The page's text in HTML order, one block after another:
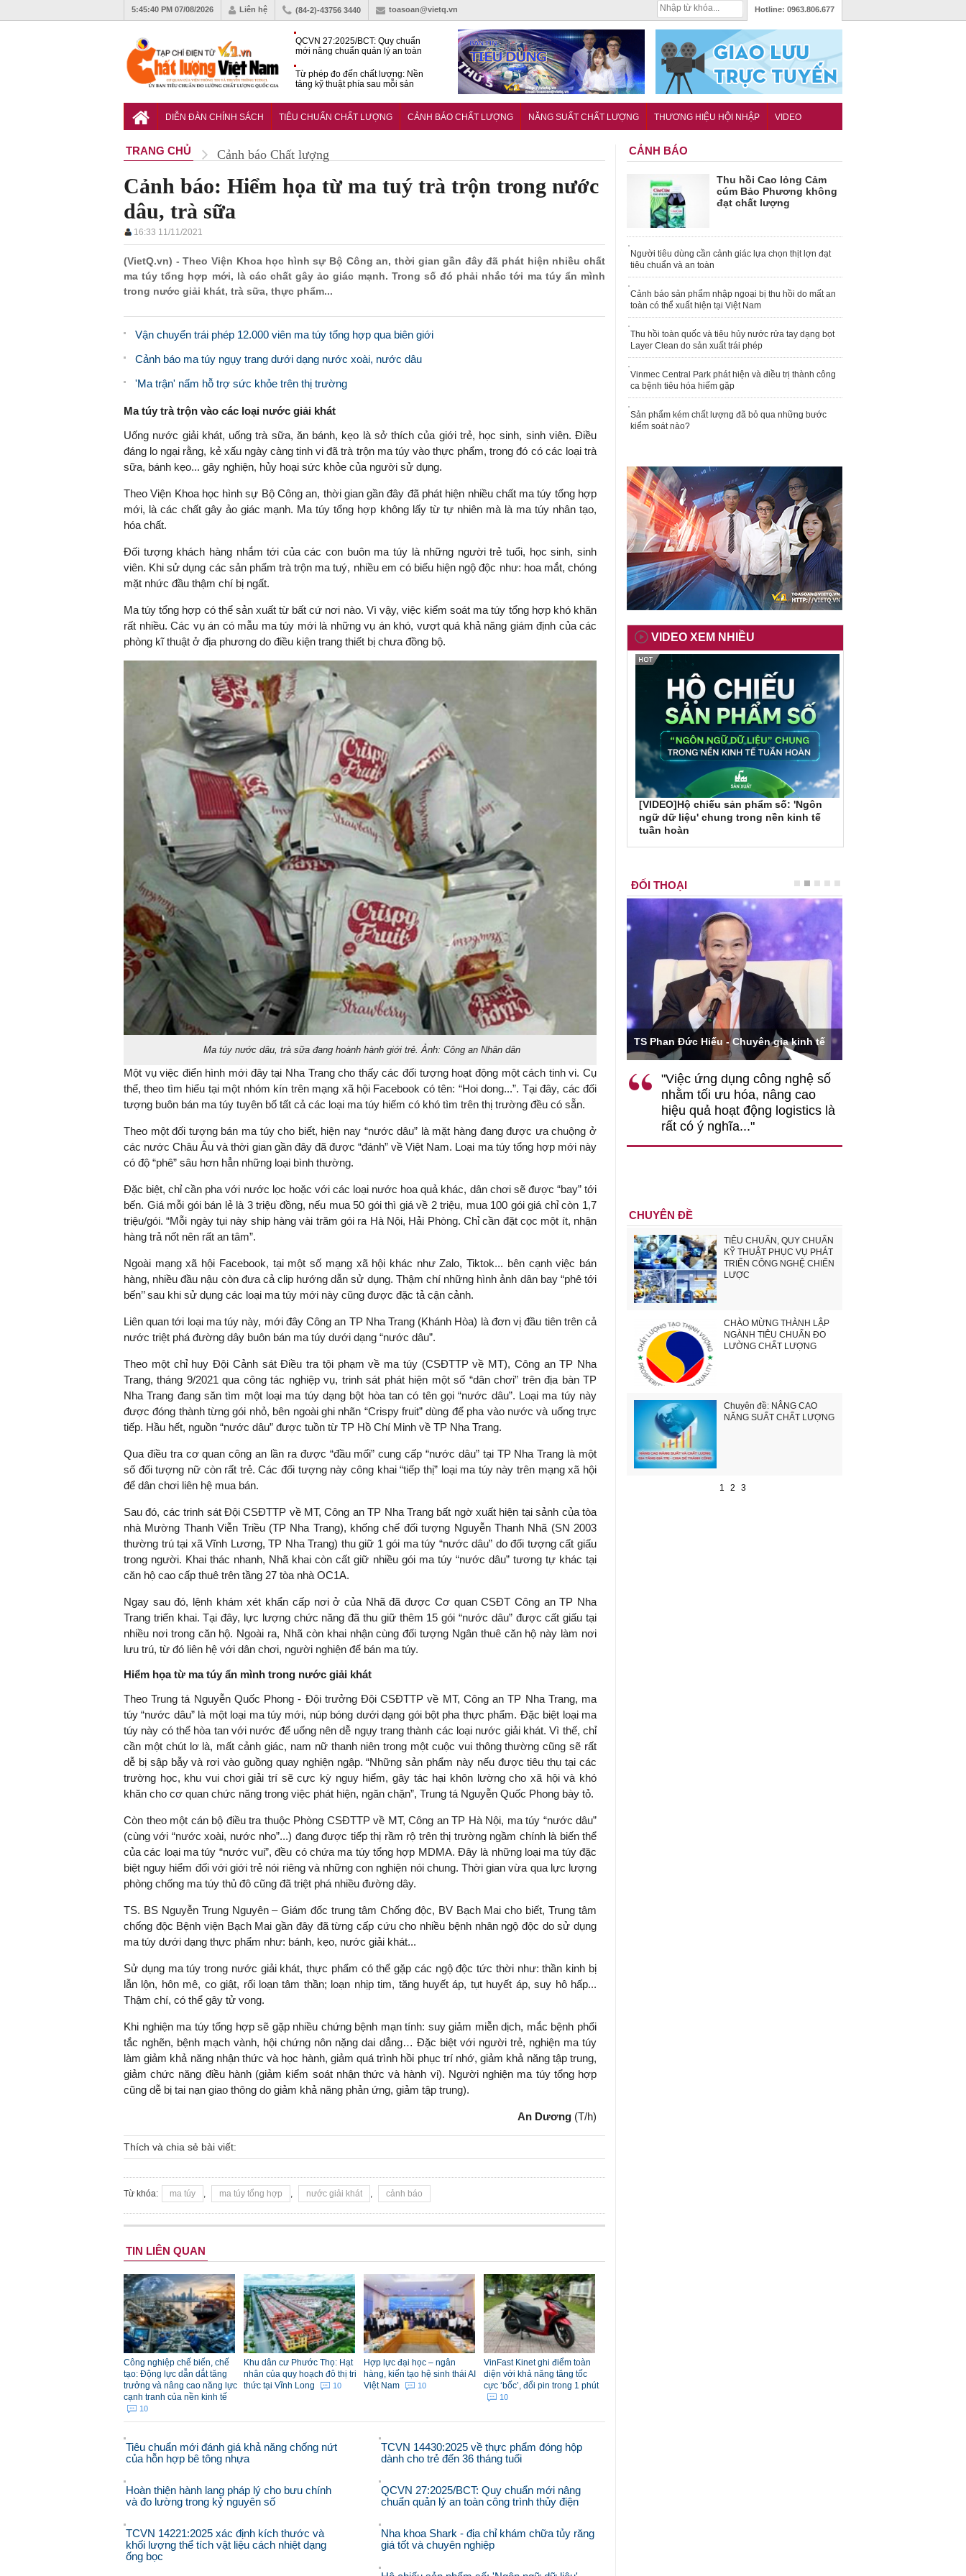
5:45:41 PM 07/08/2026 Liên hệ (84-2)-43756 3440 toasoan@vietq.vn Hotline: 0963.806.677
QCVN 27:2025/BCT: Quy chuẩn
mới nâng chuẩn quản lý an toàn
Từ phép đo đến chất lượng: Nền
tảng kỹ thuật phía sau mỗi sản
của quy hoạch đô thị tri thức tại
DIỄN ĐÀN CHÍNH SÁCH TIÊU CHUẨN CHẤT LƯỢNG CẢNH BÁO CHẤT LƯỢNG NĂNG SUẤT CHẤT LƯỢNG THƯƠNG HIỆU HỘI NHẬP VIDEO
TRANG CHỦ Cảnh báo Chất lượng
Cảnh báo: Hiểm họa từ ma tuý trà trộn trong nước
dâu, trà sữa
16:33 11/11/2021
(VietQ.vn) - Theo Viện Khoa học hình sự Bộ Công an, thời gian gần đây đã phát hiện nhiều chất
ma túy tổng hợp mới, là các chất gây ảo giác mạnh. Trong số đó phải nhắc tới ma túy ẩn mình
trong nước giải khát, trà sữa, thực phẩm...
Vận chuyển trái phép 12.000 viên ma túy tổng hợp qua biên giới
Cảnh báo ma túy ngụy trang dưới dạng nước xoài, nước dâu
'Ma trận' nấm hỗ trợ sức khỏe trên thị trường
Ma túy trà trộn vào các loại nước giải khát
Uống nước giải khát, uống trà sữa, ăn bánh, kẹo là sở thích của giới trẻ, học sinh, sinh viên. Điều
đáng lo ngại rằng, kẻ xấu ngày càng tinh vi đã trà trộn ma túy vào thực phẩm, trong đó có các loại trà
sữa, bánh kẹo... gây nghiện, hủy hoại sức khỏe của người sử dụng.
Theo Viện Khoa học hình sự Bộ Công an, thời gian gần đây đã phát hiện nhiều chất ma túy tổng hợp
mới, là các chất gây ảo giác mạnh. Ma túy tổng hợp không lấy từ tự nhiên mà là ma túy nhân tạo,
hóa chất.
Đối tượng khách hàng nhắm tới của các con buôn ma túy là những người trẻ tuổi, học sinh, sinh
viên. Khi sử dụng các sản phẩm trà trộn ma tuý, nhiều em có biểu hiện ngộ độc như: hoa mắt, chóng
mặt nhức đầu thậm chí bị ngất.
Ma túy tổng hợp có thể sản xuất từ bất cứ nơi nào. Vì vậy, việc kiểm soát ma túy tổng hợp khó khăn
rất nhiều. Các vụ án có mẫu ma túy mới là những vụ án khó, vượt quá khả năng giám định của các
phòng kĩ thuật ở địa phương do điều kiện trang thiết bị chưa đồng bộ.
Ma túy nước dâu, trà sữa đang hoành hành giới trẻ. Ảnh: Công an Nhân dân
Một vụ việc điển hình mới đây tại Nha Trang cho thấy các đối tượng hoạt động một cách tinh vi. Cụ
thể, theo tìm hiểu tại một nhóm kín trên mạng xã hội Facebook có tên: “Hoi dong...”. Tại đây, các đối
tượng buôn bán ma túy tuyên bố tất cả các loại ma túy hiếm có khó tìm trên thị trường đều có sẵn.
Theo một đối tượng bán ma túy cho biết, hiện nay “nước dâu” là mặt hàng đang được ưa chuộng ở
các nước Châu Âu và thời gian gần đây đã được “đánh” về Việt Nam. Loại ma túy tổng hợp mới này
có độ “phê” sâu hơn hẳn những loại bình thường.
Đặc biệt, chỉ cần pha với nước lọc hoặc với các loại nước hoa quả khác, dân chơi sẽ được “bay” tới
bến. Giá mỗi gói bán lẻ là 3 triệu đồng, nếu mua 50 gói thì giá về 2 triệu, mua 100 gói giá chỉ còn 1,7
triệu/gói. “Mỗi ngày tụi này ship hàng vài trăm gói ra Hà Nội, Hải Phòng. Chỉ cần đặt cọc một ít, nhận
hàng trả nốt nên rất an tâm”.
Ngoài mạng xã hội Facebook, tại một số mạng xã hội khác như Zalo, Tiktok... bên cạnh việc bán
hàng, nhiều đầu nậu còn đưa cả clip hướng dẫn sử dụng. Thậm chí những hình ảnh dân bay “phê tới
bến’’ sau khi sử dụng các loại ma túy mới này cũng được đặc tả cận cảnh.
Liên quan tới loại ma túy này, mới đây Công an TP Nha Trang (Khánh Hòa) là đơn vị đầu tiên trên cả
nước triệt phá đường dây buôn bán ma túy dưới dạng “nước dâu”.
Theo một chỉ huy Đội Cảnh sát Điều tra tội phạm về ma túy (CSĐTTP về MT), Công an TP Nha
Trang, tháng 9/2021 qua công tác nghiệp vụ, trinh sát phát hiện một số “dân chơi” trên địa bàn TP
Nha Trang đang săn tìm một loại ma túy dạng bột hòa tan có tên gọi “nước dâu”. Loại ma túy này
được đóng thành từng gói nhỏ, bên ngoài ghi nhãn “Crispy fruit” dùng để pha vào nước và uống trực
tiếp. Hầu hết, nguồn “nước dâu” được tuồn từ TP Hồ Chí Minh về TP Nha Trang.
Qua điều tra cơ quan công an lần ra được “đầu mối” cung cấp “nước dâu” tại TP Nha Trang là một
số đối tượng nữ còn rất trẻ. Các đối tượng này công khai “tiếp thị” loại ma túy này trên mạng xã hội
để dân chơi liên hệ mua bán.
Sau đó, các trinh sát Đội CSĐTTP về MT, Công an TP Nha Trang bất ngờ xuất hiện tại sảnh của tòa
nhà Mường Thanh Viễn Triều (TP Nha Trang), khống chế đối tượng Nguyễn Thanh Nhã (SN 2003
thường trú tại xã Vĩnh Lương, TP Nha Trang) thu giữ 1 gói ma túy “nước dâu” do đối tượng cất giấu
trong người. Khai thác nhanh, Nhã khai còn cất giữ nhiều gói ma túy “nước dâu” tương tự khác tại
căn hộ cao cấp thuê trên tầng 27 tòa nhà OC1A.
Ngay sau đó, lệnh khám xét khẩn cấp nơi ở của Nhã đã được Cơ quan CSĐT Công an TP Nha
Trang triển khai. Tại đây, lực lượng chức năng đã thu giữ thêm 15 gói “nước dâu” được cất giấu tại
nhiều nơi trong căn hộ. Ngoài ra, Nhã còn khai nhận cùng đối tượng Ngân thuê căn hộ này làm nơi
lưu trú, từ đó liên hệ với dân chơi, người nghiện để bán ma túy.
Hiểm họa từ ma túy ẩn mình trong nước giải khát
Theo Trung tá Nguyễn Quốc Phong - Đội trưởng Đội CSĐTTP về MT, Công an TP Nha Trang, ma
túy “nước dâu” là một loại ma túy mới, núp bóng dưới dạng gói bột pha thực phẩm. Đặc biệt loại ma
túy này có thể hòa tan với nước để uống nên dễ ngụy trang thành các loại nước giải khát. Vì thế, chỉ
cần một chút lơ là, mất cảnh giác, nam nữ thanh niên trong một cuộc vui thông thường cũng sẽ rất
dễ bị sập bẫy và rơi vào guồng quay nghiện ngập. “Những sản phẩm này nếu được tiêu thụ tại các
trường học, khu vui chơi giải trí sẽ cực kỳ nguy hiểm, gây tác hại khôn lường cho xã hội và khó
khăn cho cơ quan chức năng trong việc phát hiện, ngăn chặn”, Trung tá Nguyễn Quốc Phong bày tỏ.
Còn theo một cán bộ điều tra thuộc Phòng CSĐTTP về MT, Công an TP Hà Nội, ma túy “nước dâu”
(cùng với “nước xoài, nước nho”...) đang được tiếp thị rầm rộ trên thị trường ngầm chính là biến thể
của các loại ma túy “nước vui”, đều có chứa ma túy tổng hợp MDMA. Đây là những loại ma túy đặc
biệt nguy hiểm đối với giới trẻ nói riêng và những con nghiện nói chung. Thời gian vừa qua lực lượng
phòng chống ma túy thủ đô cũng đã triệt phá nhiều đường dây.
TS. BS Nguyễn Trung Nguyên – Giám đốc trung tâm Chống độc, BV Bạch Mai cho biết, Trung tâm
chống độc Bệnh viện Bạch Mai gần đây đã từng cấp cứu cho nhiều bệnh nhân ngộ độc do sử dụng
ma túy dưới dạng thực phẩm như: bánh, kẹo, nước giải khát...
Sử dụng ma túy trong nước giải khát, thực phẩm có thể gặp các ngộ độc tức thời như: thần kinh bị
lẫn lộn, hôn mê, co giật, rối loạn tâm thần; loạn nhịp tim, tăng huyết áp, tụt huyết áp, suy hô hấp...
Thậm chí, có thể gây tử vong.
Khi nghiện ma túy tổng hợp sẽ gặp nhiều chứng bệnh mạn tính: suy giảm miễn dịch, mắc bệnh phổi
tắc nghẽn, bệnh mạch vành, hội chứng nôn nặng dai dẳng… Đặc biệt với người trẻ, nghiện ma túy
làm giảm khả năng nhận thức và học hành, giảm quá trình hồi phục trí nhớ, giảm khả năng tập trung,
giảm chức năng điều hành (giảm kiểm soát nhận thức và hành vi). Người nghiện ma túy tổng hợp
cũng dễ bị tai nạn giao thông do giảm khả năng phản ứng, giảm tập trung).
An Dương (T/h)
Thích và chia sẻ bài viết:
Từ khóa: ma túy ma túy tổng hợp nước giải khát cảnh báo
TIN LIÊN QUAN
Công nghiệp chế biến, chế
tạo: Động lực dẫn dắt tăng
trưởng và nâng cao năng lực
cạnh tranh của nền kinh tế
10
Khu dân cư Phước Thọ: Hạt
nhân của quy hoạch đô thị tri
thức tại Vĩnh Long
10
Hợp lực đại học – ngân
hàng, kiến tạo hệ sinh thái AI
Việt Nam
10
VinFast Kinet ghi điểm toàn
diện với khả năng tăng tốc
cực ‘bốc’, đổi pin trong 1 phút
10
Tiêu chuẩn mới đánh giá khả năng chống nứt
của hỗn hợp bê tông nhựa
Hoàn thiện hành lang pháp lý cho bưu chính
và đo lường trong kỷ nguyên số
TCVN 14221:2025 xác định kích thước và
khối lượng thể tích vật liệu cách nhiệt dạng
ống bọc
TCVN 14430:2025 về thực phẩm đóng hộp
dành cho trẻ đến 36 tháng tuổi
QCVN 27:2025/BCT: Quy chuẩn mới nâng
chuẩn quản lý an toàn công trình thủy điện
Nha khoa Shark - địa chỉ khám chữa tủy răng
giá tốt và chuyên nghiệp
CẢNH BÁO
Thu hồi Cao lỏng Cảm
cúm Bảo Phương không
đạt chất lượng
Người tiêu dùng cần cảnh giác lựa chọn thịt lợn đạt
tiêu chuẩn và an toàn
Cảnh báo sản phẩm nhập ngoại bị thu hồi do mất an
toàn có thể xuất hiện tại Việt Nam
Thu hồi toàn quốc và tiêu hủy nước rửa tay dạng bọt
Layer Clean do sản xuất trái phép
Vinmec Central Park phát hiện và điều trị thành công
ca bệnh tiêu hóa hiếm gặp
Sản phẩm kém chất lượng đã bỏ qua những bước
kiểm soát nào?
VIDEO XEM NHIỀU
[VIDEO]Hộ chiếu sản phẩm số: 'Ngôn
ngữ dữ liệu' chung trong nền kinh tế
tuần hoàn
ĐỐI THOẠI
TS. Nguyễn Đức Độ - Phó Viện trưởng
"Có rất nhiều việc phải làm
ngay từ bây giờ và trên thực tế
đang được tiến hành như tăng
đầu tư cho khoa học công
nghệ; ban hành các cơ chế
khuyến khích đổi mới sáng tạo,
Việc sử dụng hiệu quả chính
sách tài khóa không chỉ mang ý
nghĩa hỗ trợ ngắn hạn mà còn
đóng vai trò tạo nền tảng cho
tăng trưởng bền vững dài hạn.
TS Phan Đức Hiếu - Chuyên gia kinh tế
"Việc ứng dụng công nghệ số
nhằm tối ưu hóa, nâng cao
hiệu quả hoạt động logistics là
rất có ý nghĩa..."
CHUYÊN ĐỀ
TIÊU CHUẨN, QUY CHUẨN
KỸ THUẬT PHỤC VỤ PHÁT
TRIỂN CÔNG NGHỆ CHIẾN
LƯỢC
CHÀO MỪNG THÀNH LẬP
NGÀNH TIÊU CHUẨN ĐO
LƯỜNG CHẤT LƯỢNG
Chuyên đề: NÂNG CAO
NĂNG SUẤT CHẤT LƯỢNG
1 2 3